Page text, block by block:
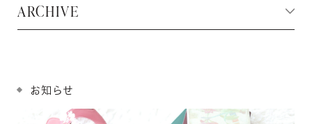
NEWS
お問い合わせ・来店予約
お知らせ
ARCHIVE